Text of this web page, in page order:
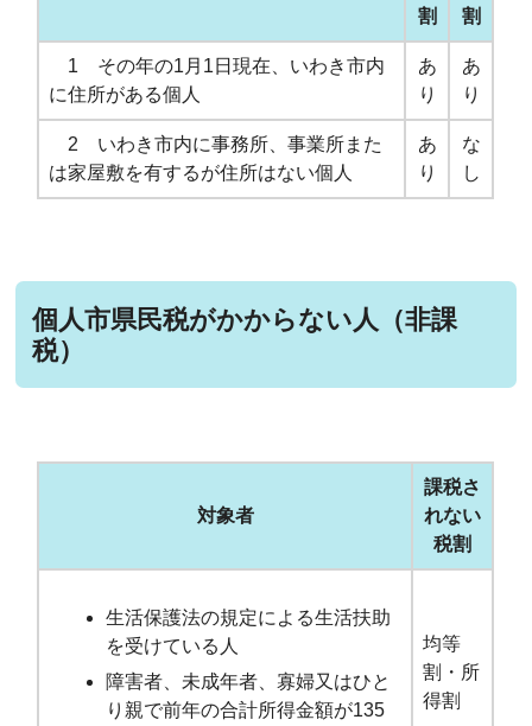
割
割
1 その年の1月1日現在、いわき市内
に住所がある個人
あ
り
あ
り
2 いわき市内に事務所、事業所また
は家屋敷を有するが住所はない個人
あ
り
な
し
個人市県民税がかからない人（非課
税）
対象者
課税さ
れない
税割
生活保護法の規定による生活扶助
を受けている人
障害者、未成年者、寡婦又はひと
り親で前年の合計所得金額が135
均等
割・所
得割